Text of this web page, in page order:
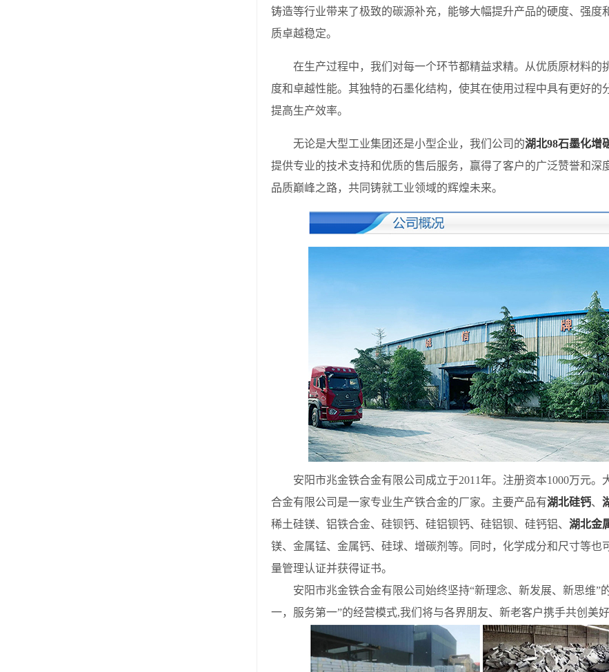
铸造等行业带来了极致的碳源补充，能够大幅提升产品的硬度、强
质卓越稳定。
在生产过程中，我们对每一个环节都精益求精。从优质原材料的
度和卓越性能。其独特的石墨化结构，使其在使用过程中具有更好的
提高生产效率。
无论是大型工业集团还是小型企业，我们公司的湖北98石墨化增
提供专业的技术支持和优质的售后服务，赢得了客户的广泛赞誉和深
品质巅峰之路，共同铸就工业领域的辉煌未来。
安阳市兆金铁合金有限公司成立于2011年。注册资本1000万元。
合金有限公司是一家专业生产铁合金的厂家。主要产品有湖北硅钙、
稀土硅镁、铝铁合金、硅钡钙、硅铝钡钙、硅铝钡、硅钙铝、 湖北金
镁、金属锰、金属钙、硅球、增碳剂等。同时，化学成分和尺寸等也
量管理认证并获得证书。
安阳市兆金铁合金有限公司始终坚持“新理念、新发展、新思维”
一，服务第一”的经营模式,我们将与各界朋友、新老客户携手共创美好